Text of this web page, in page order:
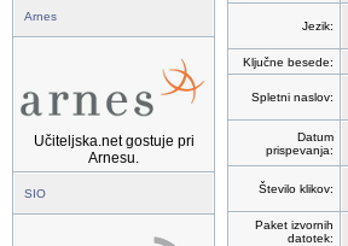
Arnes
Učiteljska.net gostuje pri
Arnesu.
SIO
Jezik:
Ključne besede:
Spletni naslov:
Datum
prispevanja:
Število klikov:
Paket izvornih
datotek: